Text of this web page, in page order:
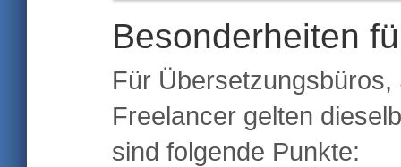
Besonderheiten
Für
Freelancer gelten
sind folgende Punkte: